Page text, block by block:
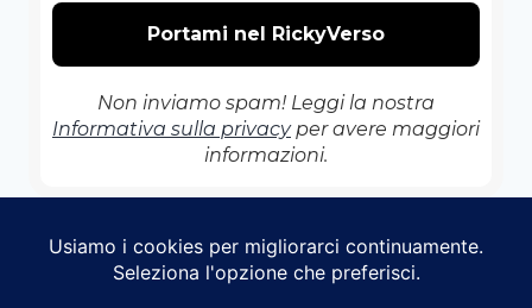
Non inviamo spam! Leggi la nostra
Informativa sulla privacyper avere maggiori
informazioni.